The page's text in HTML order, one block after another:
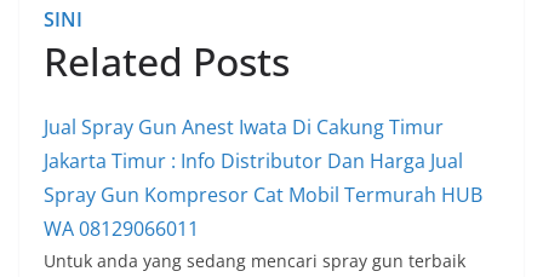
SINI
Related Posts
Jual Spray Gun Anest Iwata Di Cakung Timur
Jakarta Timur : Info Distributor Dan Harga Jual
Spray Gun Kompresor Cat Mobil Termurah HUB
WA 08129066011
Untuk anda yang sedang mencari spray gun terbaik